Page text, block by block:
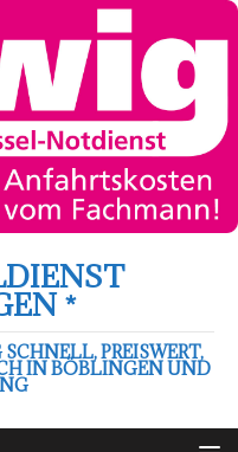
*
PREISWERT,
IN BÖBLINGEN UND